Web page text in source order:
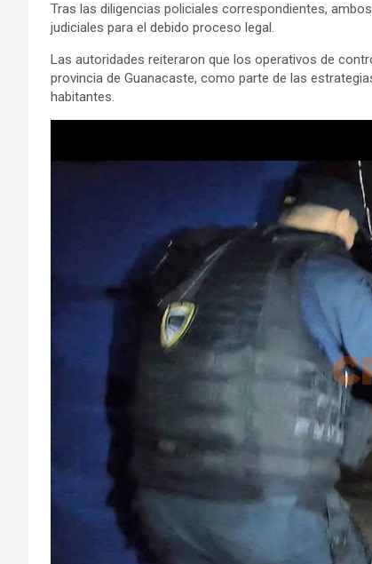
Tras las diligencias policiales correspondientes,
judiciales para el debido proceso legal.
Las autoridades reiteraron que los operativos de
provincia de Guanacaste, como parte de las
habitantes.